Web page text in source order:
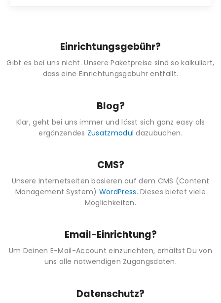
Einrichtungsgebühr?
Gibt es bei uns nicht. Unsere Paketpreise sind so kalkuliert,
dass eine Einrichtungsgebühr entfällt.
Blog?
Klar, geht bei uns immer und lässt sich ganz easy als
ergänzendes Zusatzmodul dazubuchen.
CMS?
Unsere Internetseiten basieren auf dem CMS (Content
Management System) WordPress. Dieses bietet viele
Möglichkeiten.
Email-Einrichtung?
Um Deinen E-Mail-Account einzurichten, erhältst Du von
uns alle notwendigen Zugangsdaten.
Datenschutz?